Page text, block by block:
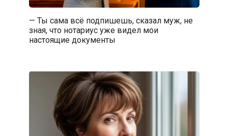
— Ты сама всё подпишешь, сказал муж, не
зная, что нотариус уже видел мои
настоящие документы